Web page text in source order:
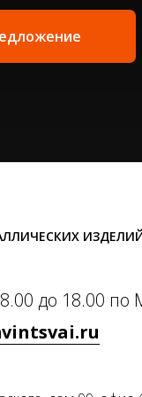
до 18.00 по